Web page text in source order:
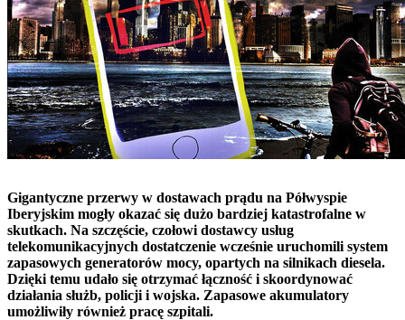
Gigantyczne przerwy w dostawach prądu na Półwyspie
Iberyjskim mogły okazać się dużo bardziej katastrofalne w
skutkach. Na szczęście, czołowi dostawcy usług
telekomunikacyjnych dostatczenie wcześnie uruchomili system
zapasowych generatorów mocy, opartych na silnikach diesela.
Dzięki temu udało się otrzymać łączność i skoordynować
działania służb, policji i wojska. Zapasowe akumulatory
umożliwiły również pracę szpitali.